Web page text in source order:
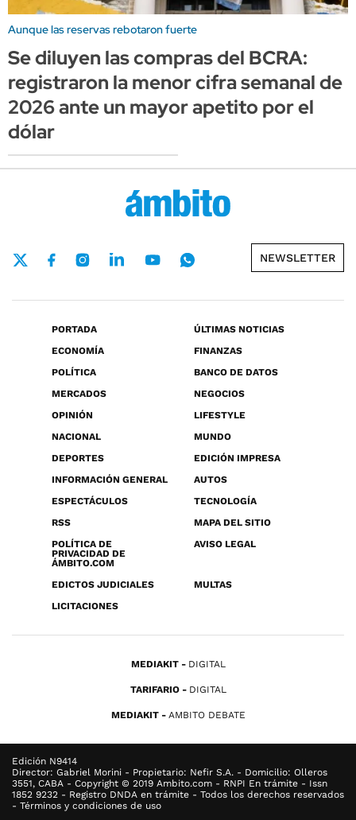
Aunque las reservas rebotaron fuerte
Se diluyen las compras del BCRA:
registraron la menor cifra semanal de
2026 ante un mayor apetito por el
dólar
NEWSLETTER
PORTADA
ÚLTIMAS NOTICIAS
ECONOMÍA
FINANZAS
POLÍTICA
BANCO DE DATOS
MERCADOS
NEGOCIOS
OPINIÓN
LIFESTYLE
NACIONAL
MUNDO
DEPORTES
EDICIÓN IMPRESA
INFORMACIÓN GENERAL
AUTOS
ESPECTÁCULOS
TECNOLOGÍA
RSS
MAPA DEL SITIO
POLÍTICA DE
PRIVACIDAD DE
ÁMBITO.COM
AVISO LEGAL
EDICTOS JUDICIALES
MULTAS
LICITACIONES
MEDIAKIT DIGITAL
TARIFARIO DIGITAL
MEDIAKIT AMBITO DEBATE
Edición N9414
Director: Gabriel Morini - Propietario: Nefir S.A. - Domicilio: Olleros
3551, CABA - Copyright © 2019 Ambito.com - RNPI En trámite - Issn
1852 9232 - Registro DNDA en trámite - Todos los derechos reservados
- Términos y condiciones de uso